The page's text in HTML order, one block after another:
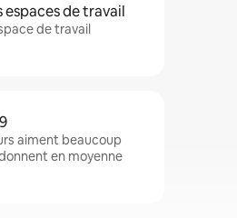
espaces de travail
de travail
aiment beaucoup
en moyenne